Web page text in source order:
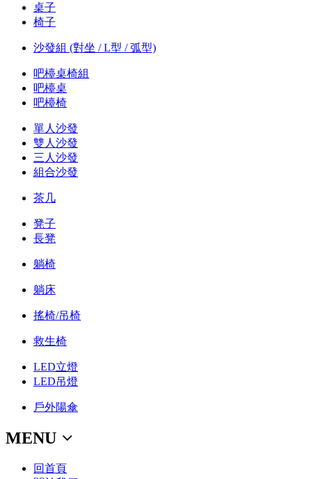
桌子
椅子
沙發組 (對坐 / L型 / 弧型)
吧檯桌椅組
吧檯桌
吧檯椅
單人沙發
雙人沙發
三人沙發
組合沙發
茶几
凳子
長凳
躺椅
躺床
搖椅/吊椅
救生椅
LED立燈
LED吊燈
戶外陽傘
MENU
回首頁